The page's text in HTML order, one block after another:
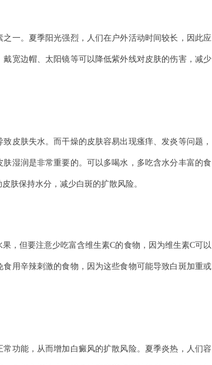
一。夏季阳光强烈，人们在户外活动时间较长，因此应
宽边帽、太阳镜等可以降低紫外线对皮肤的伤害，减少
肤失水。而干燥的皮肤容易出现瘙痒、发炎等问题，
湿润是非常重要的。可以多喝水，多吃含水分丰富的食
肤保持水分，减少白斑的扩散风险。
但要注意少吃富含维生素C的食物，因为维生素C可以
用辛辣刺激的食物，因为这些食物可能导致白斑加重或
能，从而增加白癜风的扩散风险。夏季炎热，人们容